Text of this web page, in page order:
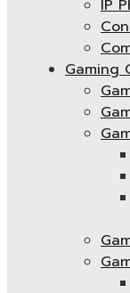
IP
Gaming